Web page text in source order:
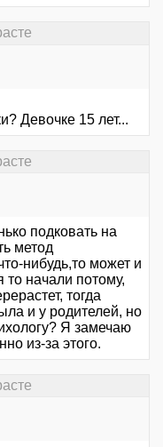
Девочке 15 лет...
подковать на
метод
нибудь,то может и
то начали потому,
тогда
и у родителей, но
Я замечаю
из-за этого.